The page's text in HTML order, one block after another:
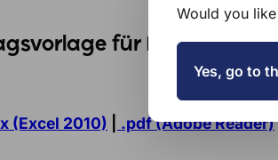
für
(Excel 2010) .pdf (Adobe Reader)
Would you
Yes, go to